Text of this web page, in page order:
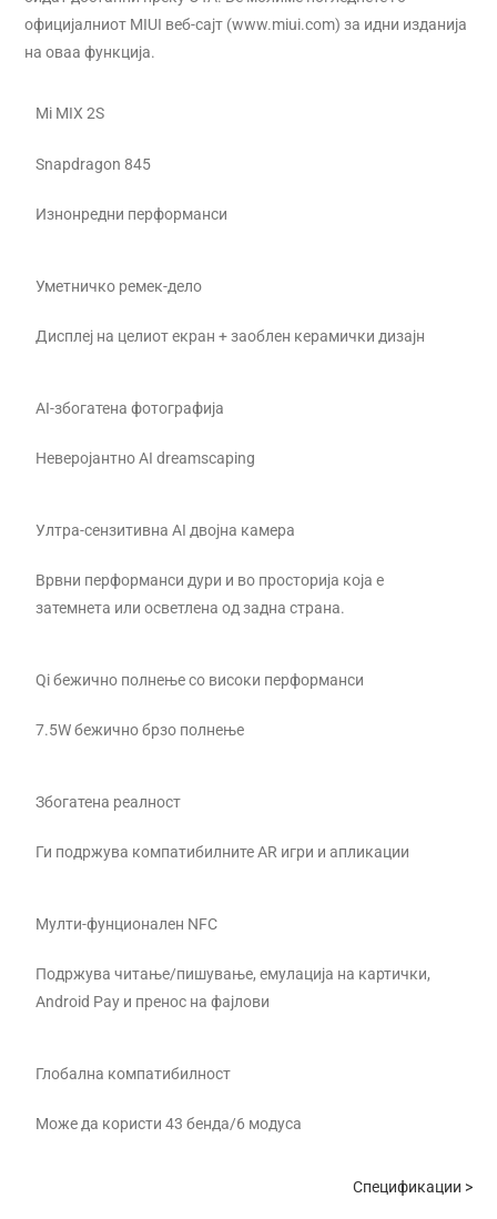
официјалниот MIUI веб-сајт (www.miui.com) за идни изданија
на оваа функција.
Mi MIX 2S
Snapdragon 845
Изнонредни перформанси
Уметничко ремек-дело
Дисплеј на целиот екран + заоблен керамички дизајн
AI-збогатена фотографија
Неверојантно AI dreamscaping
Ултра-сензитивна AI двојна камера
Врвни перформанси дури и во просторија која е
затемнета или осветлена од задна страна.
Qi бежично полнење со високи перформанси
7.5W бежично брзо полнење
Збогатена реалност
Ги подржува компатибилните AR игри и апликации
Мулти-фунционален NFC
Подржува читање/пишување, емулација на картички,
Android Pay и пренос на фајлови
Глобална компатибилност
Може да користи 43 бенда/6 модуса
Спецификации >